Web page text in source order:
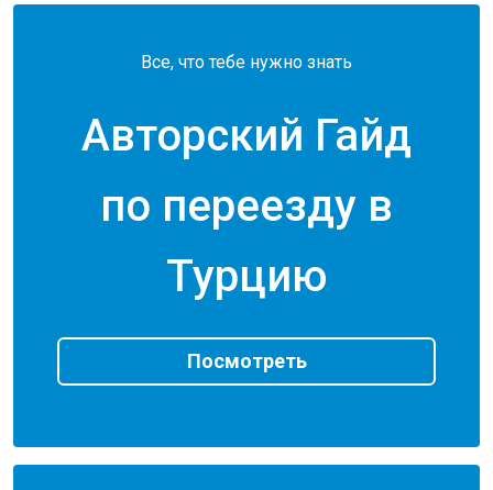
Все, что тебе нужно знать
Авторский Гайд
по переезду в
Турцию
Посмотреть